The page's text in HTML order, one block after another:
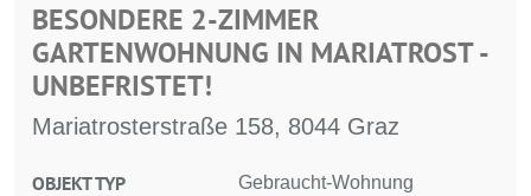
BESONDERE 2-ZIMMER
GARTENWOHNUNG IN MARIATROST -
UNBEFRISTET!
Mariatrosterstraße 158, 8044 Graz
OBJEKT TYP Gebraucht-Wohnung